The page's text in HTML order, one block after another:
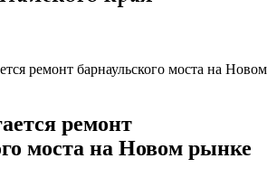
ремонт барнаульского моста на Новом
ремонт
моста на Новом рынке